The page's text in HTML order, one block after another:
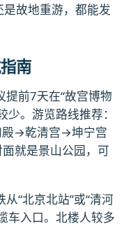
故地重游，都能发
南
提前7天在“故宫博物
。游览路线推荐：
→乾清宫→坤宁宫
就是景山公园，可
从“北京北站”或“清河
车入口。北楼人较多